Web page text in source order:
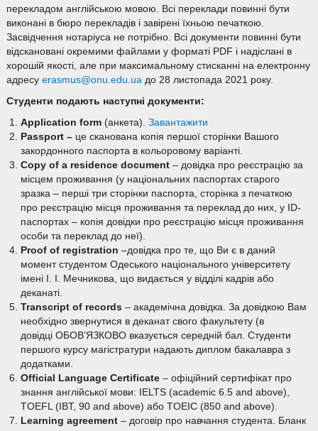
перекладом англійською мовою. Всі переклади повинні бути
виконані в бюро перекладів і завірені їхньою печаткою.
Засвідчення нотаріуса не потрібно. Всі документи повинні бути
відскановані окремими файлами у форматі PDF і надіслані в
хорошій якості, але при максимальному стисканні на електронну
адресу erasmus@onu.edu.uaдо 28 листопада 2021 року.
Студенти подають наступні документи:
Application form (анкета). Завантажити
Passport– це сканована копія першої сторінки Вашого
закордонного паспорта в кольоровому варіанті.
Copy of a residence document– довідка про реєстрацію за
місцем проживання (у національних паспортах старого
зразка – перші три сторінки паспорта, сторінка з печаткою
про реєстрацію місця проживання та переклад до них, у ID-
паспортах – копія довідки про реєстрацію місця проживання
особи та переклад до неї).
Proof of registration –довідка про те, що Ви є в даний
момент студентом Одеського національного університету
імені І. І. Мечникова, що видається у відділі кадрів або
деканаті.
Transcript of records– академічна довідка. За довідкою Вам
необхідно звернутися в деканат свого факультету (в
довідці ОБОВ’ЯЗКОВО вказується середній бал. Студенти
першого курсу магістратури надають диплом бакалавра з
додатками.
Official Language Certificate– офіційний сертифікат про
знання англійської мови: IELTS (academic 6.5 and above),
TOEFL (IBT, 90 and above) або TOEIC (850 and above).
Learning agreement– договір про навчання студента. Бланк